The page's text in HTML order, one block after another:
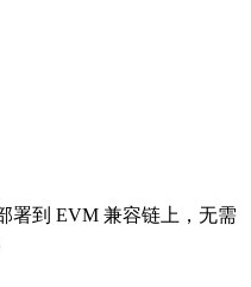
署到 EVM 兼容链上，无需